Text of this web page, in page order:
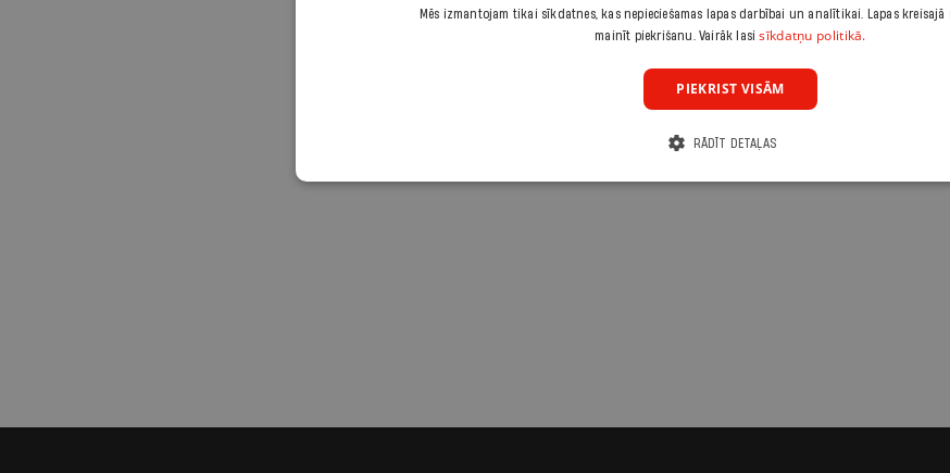
Mēs izmantojam tikai sīkdatnes, kas nepieciešamas lapas darbībai un analītikai. Lapas kreisajā
mainīt piekrišanu. Vairāk lasisīkdatņu politikā.
PIEKRIST VISĀM
RĀDĪT DETAĻAS